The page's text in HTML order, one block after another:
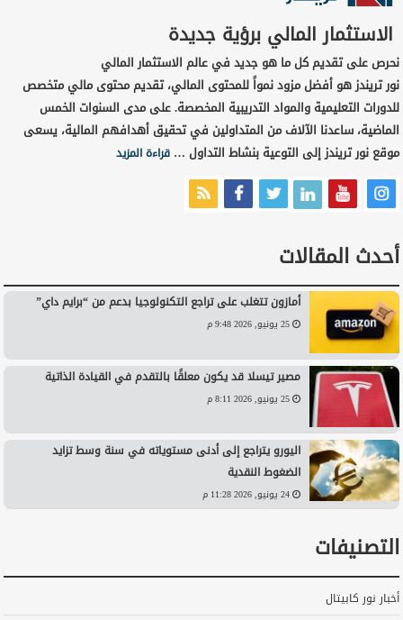
الاستثمار المالي برؤية جديدة
نحرص على تقديم كل ما هو جديد في عالم الاستثمار المالي
نور تريندز هو أفضل مزود نمواً للمحتوى المالي، تقديم محتوى مالي متخصص
للدورات التعليمية والمواد التدريبية المخصصة. على مدى السنوات الخمس
الماضية، ساعدنا الآلاف من المتداولين في تحقيق أهدافهم المالية، يسعى
موقع نور تريندز إلى التوعية بنشاط التداول …قراءة المزيد
أحدث المقالات
أمازون تتغلب على تراجع التكنولوجيا بدعم من “برايم داي”
25 يونيو, 2026 9:48 م
مصير تيسلا قد يكون معلقًا بالتقدم في القيادة الذاتية
25 يونيو, 2026 8:11 م
اليورو يتراجع إلى أدنى مستوياته في سنة وسط تزايد
الضغوط النقدية
24 يونيو, 2026 11:28 م
التصنيفات
أخبار نور كابيتال